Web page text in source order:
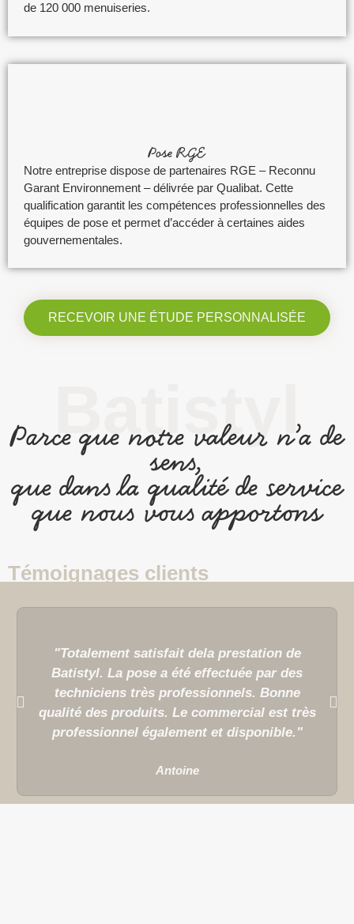
de 120 000 menuiseries.
Pose RGE
Notre entreprise dispose de partenaires RGE – Reconnu
Garant Environnement – délivrée par Qualibat. Cette
qualification garantit les compétences professionnelles des
équipes de pose et permet d’accéder à certaines aides
gouvernementales.
RECEVOIR UNE ÉTUDE PERSONNALISÉE
Batistyl
Parce que notre valeur n’a de
sens,
que dans la qualité de service
que nous vous apportons
Témoignages clients
"Totalement satisfait dela prestation de
Batistyl. La pose a été effectuée par des
techniciens très professionnels. Bonne
qualité des produits. Le commercial est très
professionnel également et disponible."
Antoine